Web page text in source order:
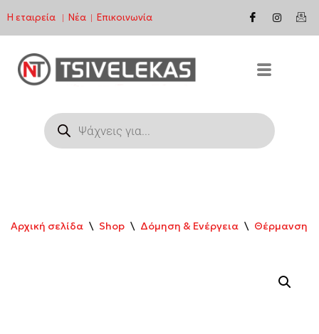
Μεταπηδήστε
στο
περιεχόμενο
Η εταιρεία | Νέα | Επικοινωνία
Αρχική σελίδα \ Shop \ Δόμηση & Ενέργεια \ Θέρμανση &